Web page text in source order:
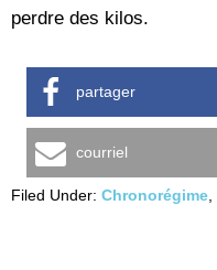
perdre des kilos.
partager
courriel
Filed Under: Chronorégime